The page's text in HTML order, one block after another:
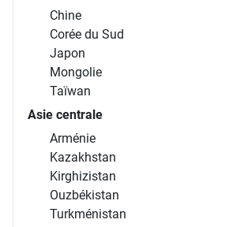
Népal
Sri Lanka
Asie de l’Est
Chine
Corée du Sud
Japon
Mongolie
Taïwan
Asie centrale
Arménie
Kazakhstan